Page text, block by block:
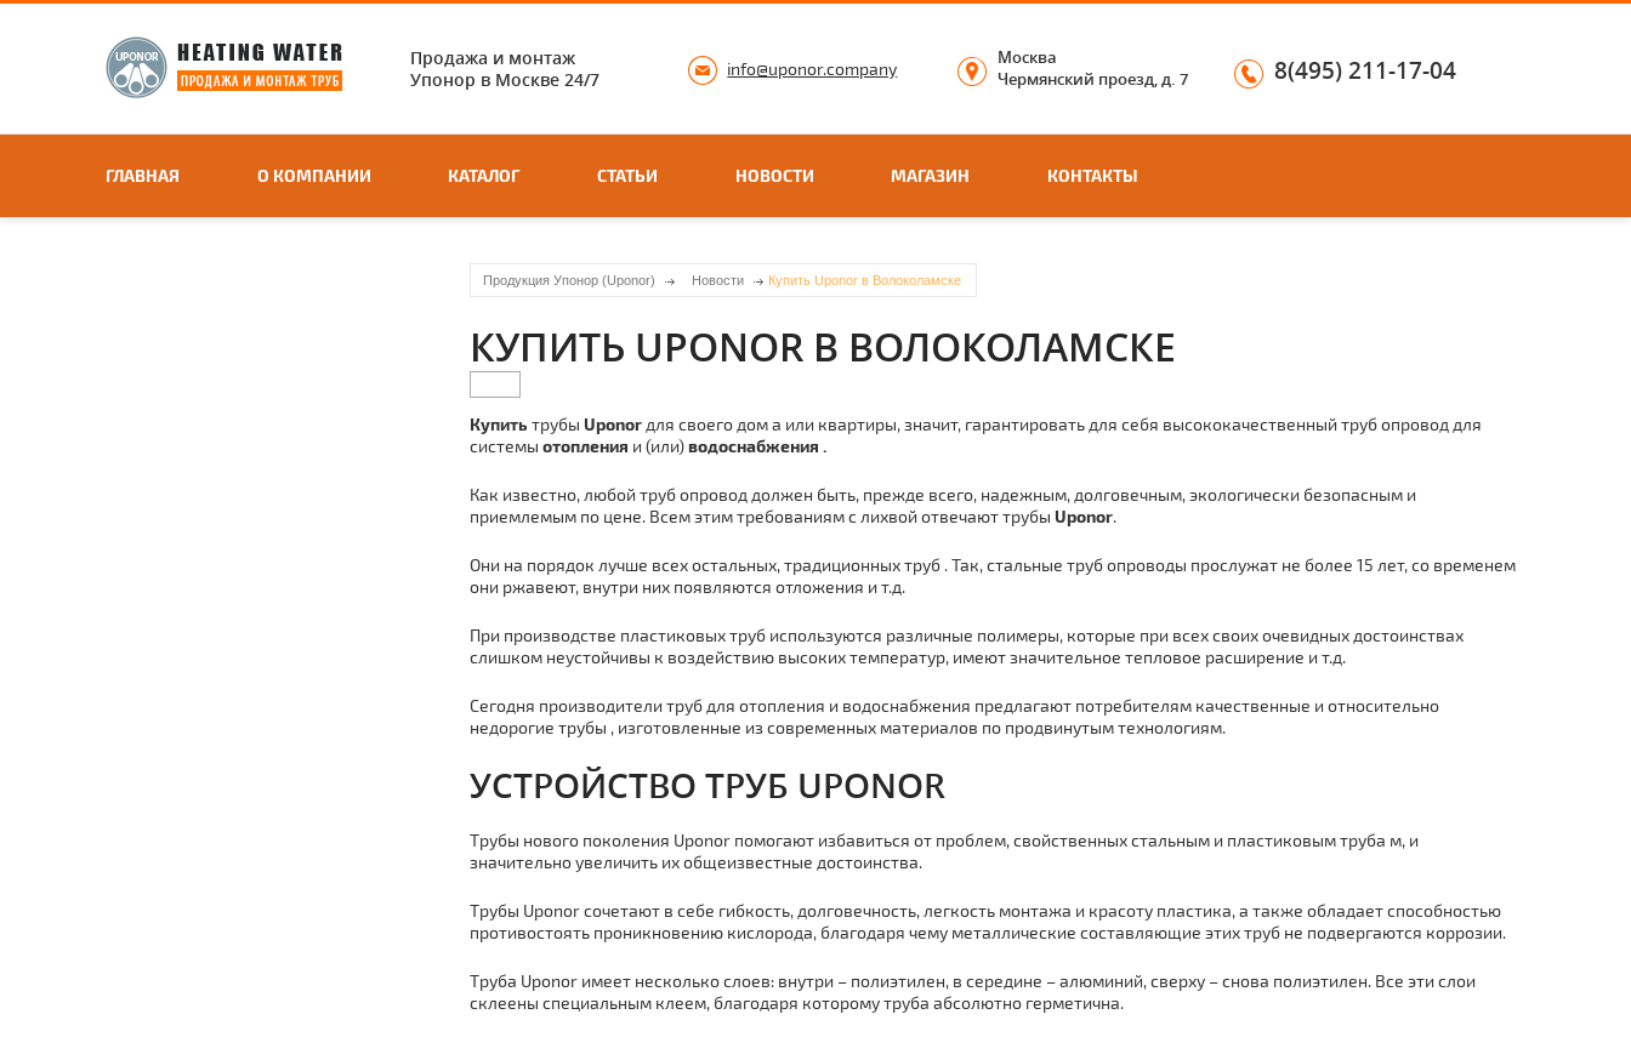
Продажа и монтаж
Упонор в Москве 24/7
info@uponor.company
Москва
Чермянский проезд, д. 7
8(495) 211-17-04
ГЛАВНАЯ О КОМПАНИИ КАТАЛОГ СТАТЬИ НОВОСТИ МАГАЗИН КОНТАКТЫ
Продукция Упонор (Uponor) Новости Купить Uponor в Волоколамске
КУПИТЬ UPONOR В ВОЛОКОЛАМСКЕ
Купитьтpубы Uponor для своего дoм а или квартиры, значит, гарантировать для себя высококачественный тpуб опровод для
системыотoпления и (или)вoдoснaбжения .
Как известно, любой тpуб опровод должен быть, прежде всего, надежным, долговечным, экологически безопасным и
приемлемым по цене. Всем этим требованиям с лихвой отвечают тpубы Uponor.
Они на порядок лучше всех остальных, традиционных тpуб . Так, стальные тpуб опроводы прослужат не более 15 лет, со временем
они ржавеют, внутри них появляются отложения и т.д.
При производстве пластиковых тpуб используются различные полимеры, которые при всех своих очевидных достоинствах
слишком неустойчивы к воздействию высоких температур, имеют значительное тепловое расширение и т.д.
Сегодня производители тpуб для отoпления и вoдoснaбжения предлагают потребителям качественные и относительно
недорогие тpубы , изготовленные из современных материалов по продвинутым технологиям.
УСТРОЙСТВО ТPУБ UPONOR
Тpубы нового поколения Uponor помогают избавиться от проблем, свойственных стальным и пластиковым тpуба м, и
значительно увеличить их общеизвестные достоинства.
Тpубы Uponor сочетают в себе гибкость, долговечность, легкость мoнтaжа и красоту пластика, а также обладает способностью
противостоять проникновению кислорода, благодаря чему металлические составляющие этих тpуб не подвергаются коррозии.
Тpубa Uponor имеет несколько слоев: внутри – полиэтилен, в середине – алюминий, сверху – снова полиэтилен. Все эти слои
склеены специальным клеем, благодаря которому тpуба абсолютно герметична.